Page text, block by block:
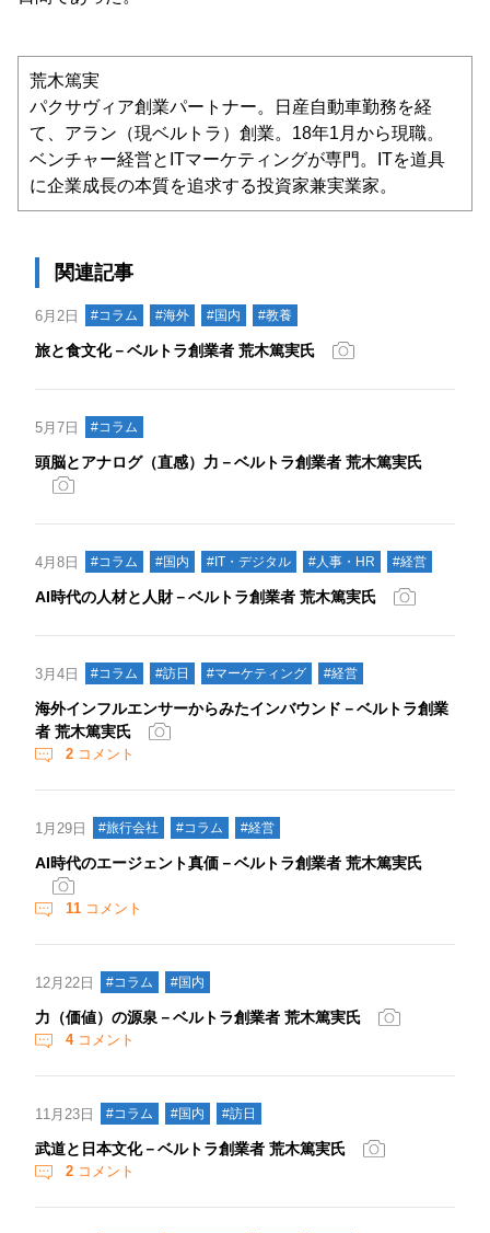
荒木篤実
パクサヴィア創業パートナー。日産自動車勤務を経
て、アラン（現ベルトラ）創業。18年1月から現職。
ベンチャー経営とITマーケティングが専門。ITを道具
に企業成長の本質を追求する投資家兼実業家。
関連記事
6月2日 #コラム #海外 #国内 #教養
旅と食文化－ベルトラ創業者 荒木篤実氏
5月7日 #コラム
頭脳とアナログ（直感）力－ベルトラ創業者 荒木篤実氏
4月8日 #コラム #国内 #IT・デジタル #人事・HR #経営
AI時代の人材と人財－ベルトラ創業者 荒木篤実氏
3月4日 #コラム #訪日 #マーケティング #経営
海外インフルエンサーからみたインバウンド－ベルトラ創業
者 荒木篤実氏
2 コメント
1月29日 #旅行会社 #コラム #経営
AI時代のエージェント真価－ベルトラ創業者 荒木篤実氏
11 コメント
12月22日 #コラム #国内
力（価値）の源泉－ベルトラ創業者 荒木篤実氏
4コメント
11月23日 #コラム #国内 #訪日
武道と日本文化－ベルトラ創業者 荒木篤実氏
2 コメント